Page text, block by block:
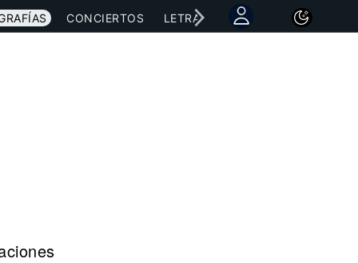
CONCIERTOS LETRAS NOTICIAS